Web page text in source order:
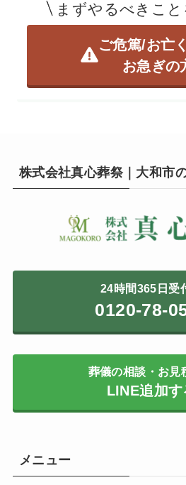
まずやるべきこと
ご危篤/お亡
お急ぎの
株式会社真心葬祭｜大和市
24時間365日受
0120-78-
葬儀の相談・お見
LINE追加す
メニュー